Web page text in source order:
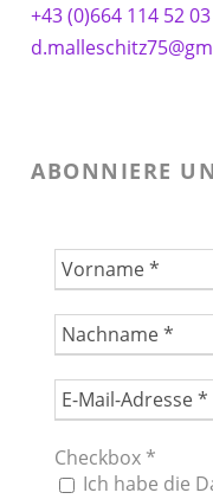
+43 (0)664 114 52 03
ABONNIERE
Checkbox *
Ich habe die